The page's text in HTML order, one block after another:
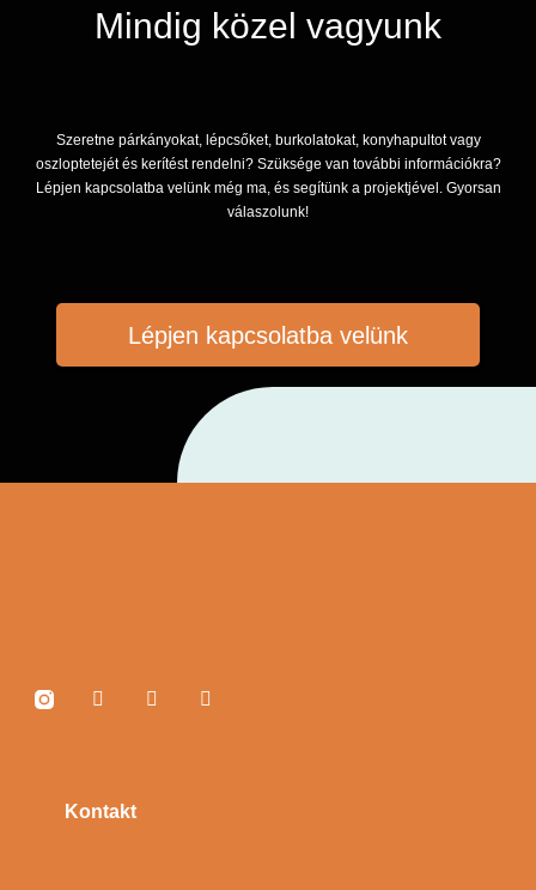
Mindig közel vagyunk
Szeretne párkányokat, lépcsőket, burkolatokat, konyhapultot vagy
oszloptetejét és kerítést rendelni? Szüksége van további információkra?
Lépjen kapcsolatba velünk még ma, és segítünk a projektjével. Gyorsan
válaszolunk!
Lépjen kapcsolatba velünk
Kontakt